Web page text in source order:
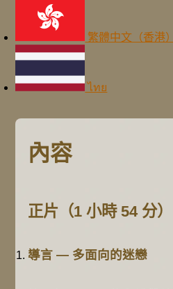
繁體中文（香港）
ไทย
內容
正片（1 小時 54 分）
導言 — 多面向的迷戀